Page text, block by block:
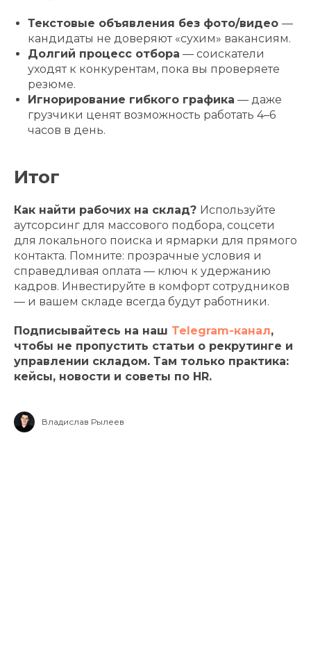
Текстовые объявления без фото/видео —
кандидаты не доверяют «сухим» вакансиям.
Долгий процесс отбора — соискатели
уходят к конкурентам, пока вы проверяете
резюме.
Игнорирование гибкого графика — даже
грузчики ценят возможность работать 4–6
часов в день.
Итог
Как найти рабочих на склад? Используйте
аутсорсинг для массового подбора, соцсети
для локального поиска и ярмарки для прямого
контакта. Помните: прозрачные условия и
справедливая оплата — ключ к удержанию
кадров. Инвестируйте в комфорт сотрудников
— и вашем складе всегда будут работники.
Подписывайтесь на наш Telegram-канал,
чтобы не пропустить статьи о рекрутинге и
управлении складом. Там только практика:
кейсы, новости и советы по HR.
Владислав Рылеев